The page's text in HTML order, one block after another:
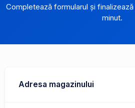
Completează formularul și
minut.
Adresa magazinului